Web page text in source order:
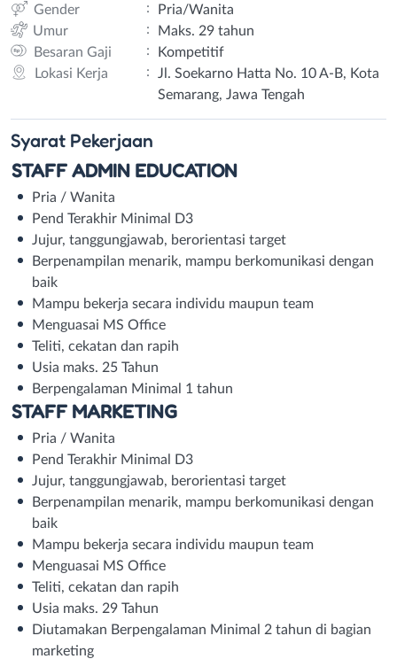
Gender
:
Pria/Wanita
Umur
:
Maks. 29 tahun
Besaran Gaji
:
Kompetitif
Lokasi Kerja
:
Jl. Soekarno Hatta No. 10 A-B, Kota
Semarang, Jawa Tengah
Syarat Pekerjaan
STAFF ADMIN EDUCATION
Pria / Wanita
Pend Terakhir Minimal D3
Jujur, tanggungjawab, berorientasi target
Berpenampilan menarik, mampu berkomunikasi dengan
baik
Mampu bekerja secara individu maupun team
Menguasai MS Office
Teliti, cekatan dan rapih
Usia maks. 25 Tahun
Berpengalaman Minimal 1 tahun
STAFF MARKETING
Pria / Wanita
Pend Terakhir Minimal D3
Jujur, tanggungjawab, berorientasi target
Berpenampilan menarik, mampu berkomunikasi dengan
baik
Mampu bekerja secara individu maupun team
Menguasai MS Office
Teliti, cekatan dan rapih
Usia maks. 29 Tahun
Diutamakan Berpengalaman Minimal 2 tahun di bagian
marketing